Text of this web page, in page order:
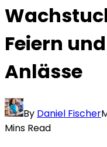
Feiern
Anlässe
By Daniel Fischer
Mins Read